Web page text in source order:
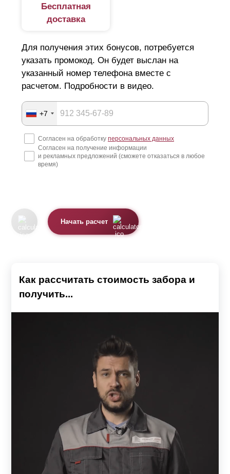
Бесплатная
доставка
Для получения этих бонусов, потребуется
указать промокод. Он будет выслан на
указанный номер телефона вместе с
расчетом. Подробности в видео.
+7
Согласен на обработку персональных данных
Согласен на получение информации
и рекламных предложений (сможете отказаться в любое
время)
Начать расчет
Как рассчитать стоимость забора и
получить...